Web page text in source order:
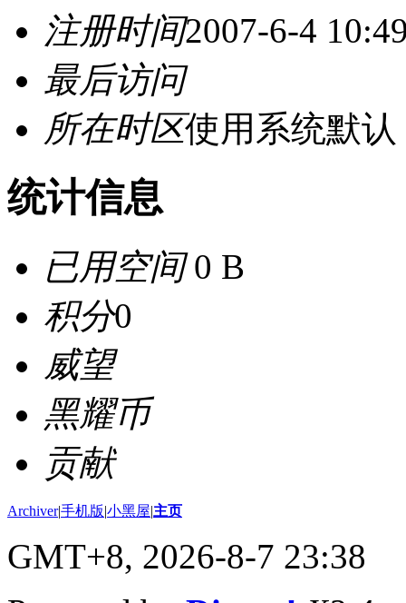
注册时间2007-6-4
最后访问
所在时区使用系统默认
统计信息
已用空间0 B
积分0
威望
黑耀币
贡献
Archiver|手机版|小黑屋|主页
GMT+8, 2026-8-7 23:38